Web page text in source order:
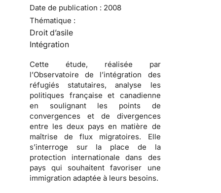
Date de publication : 2008
Thématique :
Droit d’asile
Intégration
Cette étude, réalisée par
l’Observatoire de l’intégration des
réfugiés statutaires, analyse les
politiques française et canadienne
en soulignant les points de
convergences et de divergences
entre les deux pays en matière de
maîtrise deflux migratoires. Elle
s’interroge sur la place de la
protection internationale dans des
pays qui souhaitent favoriser une
immigration adaptée à leurs besoins.